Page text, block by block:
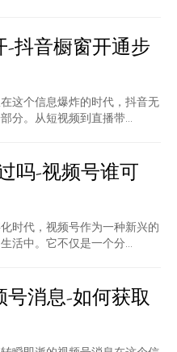
-抖音橱窗开通步
这个信息爆炸的时代，抖音无
分。从短视频到直播带...
吗-视频号谁可
时代，视频号作为一种新兴的
活中。它不仅是一个分...
消息-如何获取